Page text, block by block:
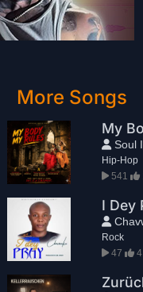
More Songs
Soul
Hip-Hop
541
I Dey
Rock
47
4